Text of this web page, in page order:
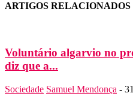
ARTIGOS RELACIONADOS
Voluntário algarvio no
diz que a...
Sociedade Samuel Mendonça -